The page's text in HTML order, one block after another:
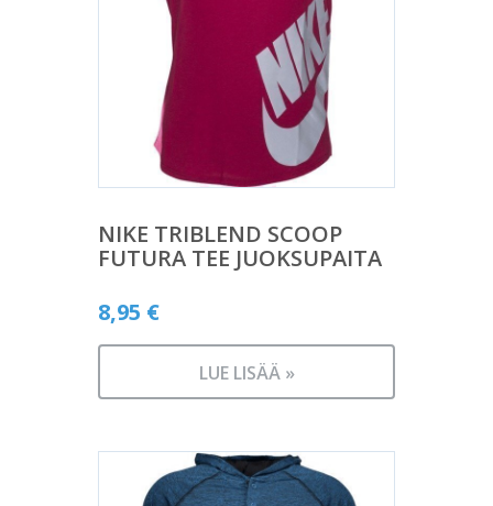
NIKE TRIBLEND SCOOP
FUTURA TEE JUOKSUPAITA
8,95 €
LUE LISÄÄ »